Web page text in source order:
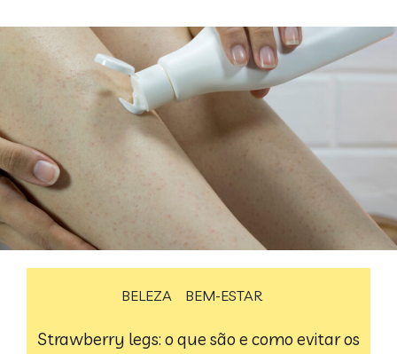
BELEZA BEM-ESTAR
Strawberry legs: o que são e como evitar os